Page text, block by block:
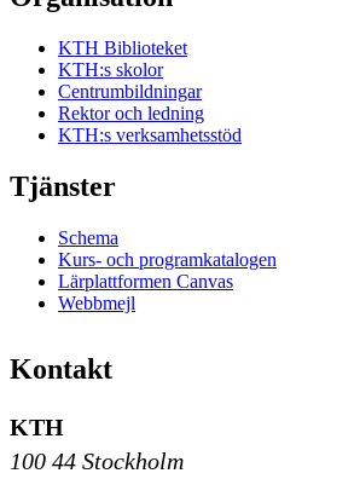
KTH Biblioteket
KTH:s skolor
Centrumbildningar
Rektor och ledning
KTH:s verksamhetsstöd
Tjänster
Schema
Kurs- och programkatalogen
Lärplattformen Canvas
Webbmejl
Kontakt
KTH
100 44 Stockholm